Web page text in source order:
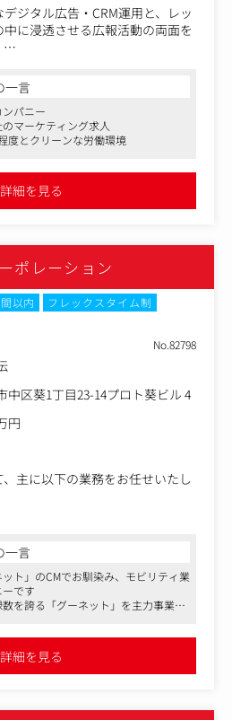
ジタル広告・CRM運用と、レッ
に浸透させる広報活動の両面を
定義し、来店・成約へと繋げる
ョンを設計することが任務で
および運用管理を実施
「バイクのプロ集団」としての
一言
パニー
マーケティング求人
度とクリーンな労働環境
詳細を見る
ポレーション
以内
フレックスタイム制
No.82798
中区葵1丁目23-14プロト葵ビル 4
円
主に以下の業務をお任せいたし
ション
ながら、時代に合った広告手法
一言
ト」のCMでお馴染み、モビリティ業
です
を誇る「グーネット」を主力事業
境の良さも魅力的です
詳細を見る